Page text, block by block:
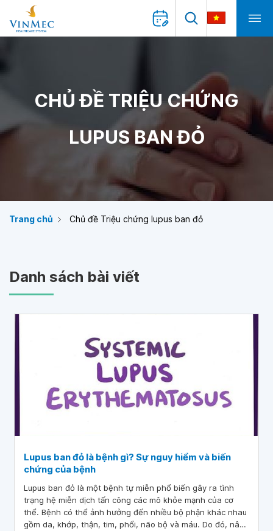
CHỦ ĐỀ TRIỆU CHỨNG
LUPUS BAN ĐỎ
Trang chủ Chủ đề Triệu chứng lupus ban đỏ
Danh sách bài viết
Lupus ban đỏ là bệnh gì? Sự nguy hiểm và biến
chứng của bệnh
Lupus ban đỏ là một bệnh tự miễn phổ biến gây ra tình
trạng hệ miễn dịch tấn công các mô khỏe mạnh của cơ
thể. Bệnh có thể ảnh hưởng đến nhiều bộ phận khác nhau
gồm da, khớp, thận, tim, phổi, não bộ và máu. Do đó, nâng